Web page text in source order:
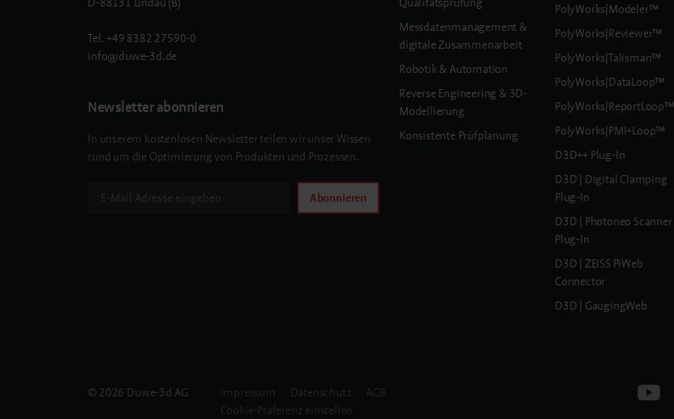
Tel.+49 8382 27590-0
info@duwe-3d.de
Newsletter abonnieren
In unserem kostenlosen Newsletter teilen wir unser Wissen
rund um die Optimierung von Produkten und Prozessen.
Abonnieren
Messdatenmanagement &
digitale Zusammenarbeit
Robotik & Automation
Reverse Engineering & 3D-
Modellierung
Konsistente Prüfplanung
PolyWorks|Modeler™
PolyWorks|Reviewer™
PolyWorks|Talisman™
PolyWorks|DataLoop™
PolyWorks|ReportLoop™
PolyWorks|PMI+Loop™
D3D++ Plug-In
D3D | Digital Clamping
Plug-In
D3D | Photoneo Scanner
Plug-In
D3D | ZEISS PiWeb
Connector
D3D | GaugingWeb
© 2026 Duwe-3d AG Impressum Datenschutz
AGB
Cookie-Präferenz einstellen